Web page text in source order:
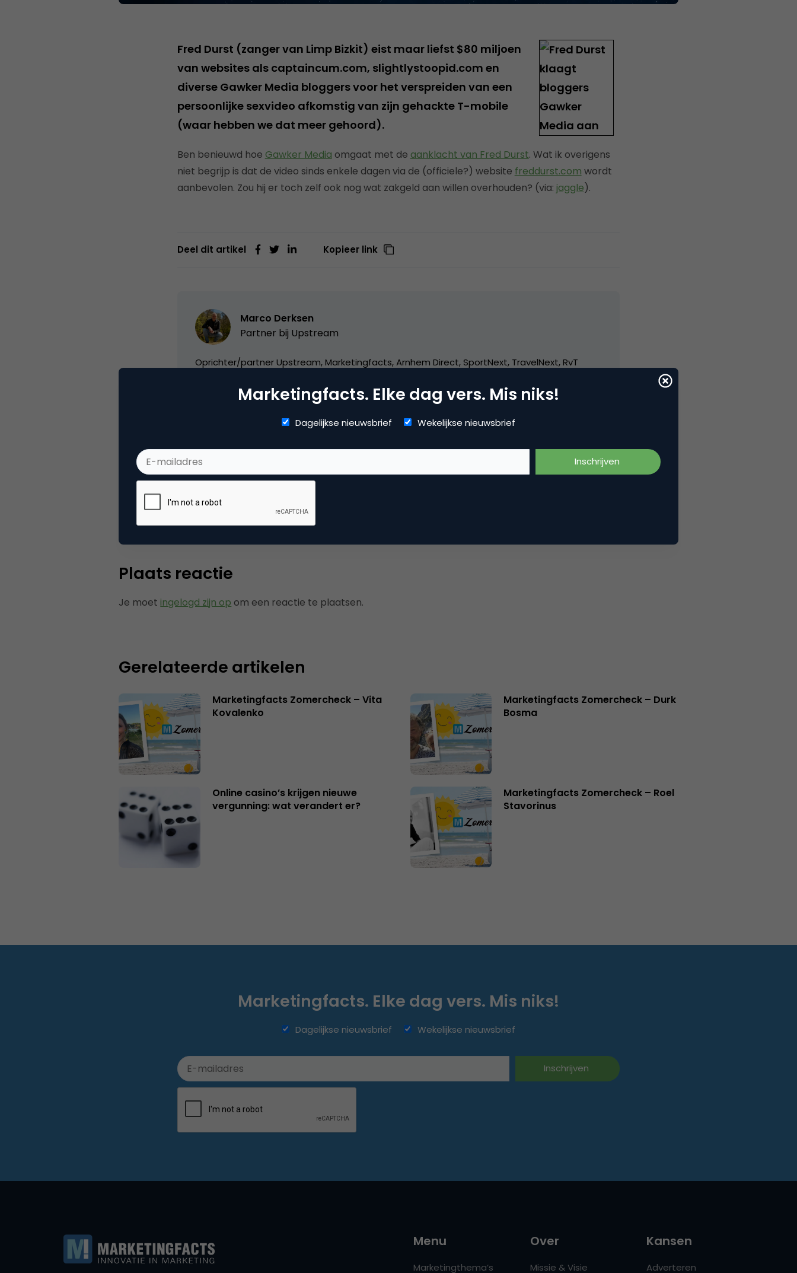
Fred Durst (zanger van Limp Bizkit) eist maar liefst $80 miljoen
van websites als captaincum.com, slightlystoopid.com en
diverse Gawker Media bloggers voor het verspreiden van een
persoonlijke sexvideo afkomstig van zijn gehackte T-mobile
(waar hebben we dat meer gehoord).
Ben benieuwd hoe Gawker Media omgaat met de aanklacht van Fred Durst. Wat ik overigens
niet begrijp is dat de video sinds enkele dagen via de (officiele?) website freddurst.com wordt
aanbevolen. Zou hij er toch zelf ook nog wat zakgeld aan willen overhouden? (via: jaggle).
Deel dit artikel Kopieer link
Marco Derksen
Partner bij Upstream
Oprichter/partner Upstream, Marketingfacts, Arnhem Direct, SportNext, TravelNext, RvT
Categorie Media
bloggen, social media marketing
Plaats reactie
Je moet ingelogd zijn op om een reactie te plaatsen.
Gerelateerde artikelen
Marketingfacts Zomercheck – Vita
Kovalenko
Marketingfacts Zomercheck – Durk
Bosma
Online casino’s krijgen nieuwe
vergunning: wat verandert er?
Marketingfacts Zomercheck – Roel
Stavorinus
Marketingfacts. Elke dag vers. Mis niks!
Dagelijkse nieuwsbrief Wekelijkse nieuwsbrief
Marketingfacts. Elke dag vers. Mis niks!
Dagelijkse nieuwsbrief Wekelijkse nieuwsbrief
Menu
Marketingthema’s
Over
Missie & Visie
Kansen
Adverteren